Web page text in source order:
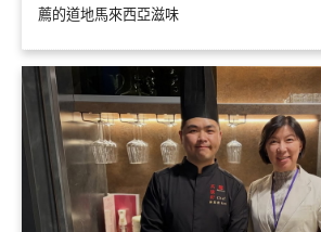
薦的道地馬來西亞滋味